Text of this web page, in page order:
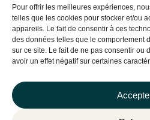
Pour offrir les meilleures expériences,
telles que les cookies pour stocker et/ou
appareils. Le fait de consentir à ces
des données telles que le comportement
sur ce site. Le fait de ne pas consentir ou
avoir un effet négatif sur certaines
Consultation
Contact
Informations légales
Politique de confidentialité
Politique de cookies (UE)